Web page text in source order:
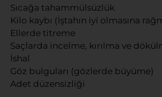
Sıcağa tahammülsüzlük
Kilo kaybı (İştahın iyi olmasına
Ellerde titreme
Saçlarda incelme, kırılma ve
İshal
Göz bulguları (gözlerde büyüme)
Adet düzensizliği